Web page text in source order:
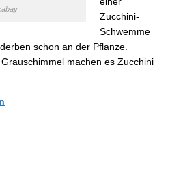
Zucchini-
Schwemme
schon an der Pflanze.
machen es Zucchini